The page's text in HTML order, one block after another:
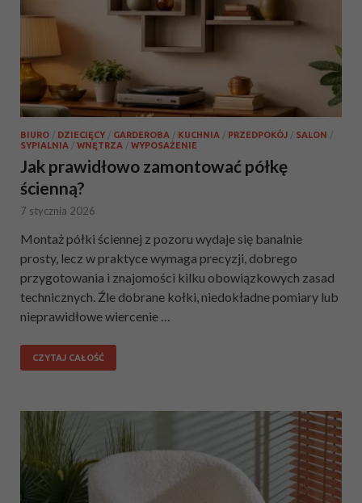
BIURO / DZIECIĘCY / GARDEROBA / KUCHNIA / PRZEDPOKÓJ / SALON /
SYPIALNIA / WNĘTRZA / WYPOSAŻENIE
Jak prawidłowo zamontować półkę
ścienną?
7 stycznia 2026
Montaż półki ściennej z pozoru wydaje się banalnie
prosty, lecz w praktyce wymaga precyzji, dobrego
przygotowania i znajomości kilku obowiązkowych zasad
technicznych. Źle dobrane kołki, niedokładne pomiary lub
nieprawidłowe wiercenie …
CZYTAJ CAŁOŚĆ